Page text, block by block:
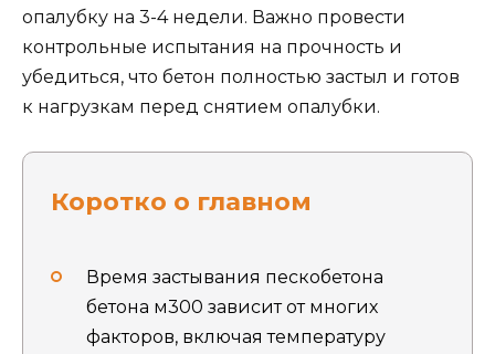
опалубку на 3-4 недели. Важно провести
контрольные испытания на прочность и
убедиться, что бетон полностью застыл и готов
к нагрузкам перед снятием опалубки.
Коротко о главном
Время застывания пескобетона
бетона м300 зависит от многих
факторов, включая температуру